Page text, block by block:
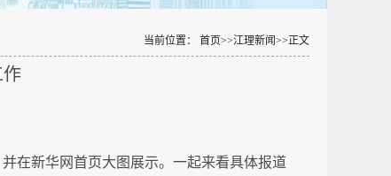
当前位置： 首页>>江理新闻>>正文
作
在新华网首页大图展示。一起来看具体报道